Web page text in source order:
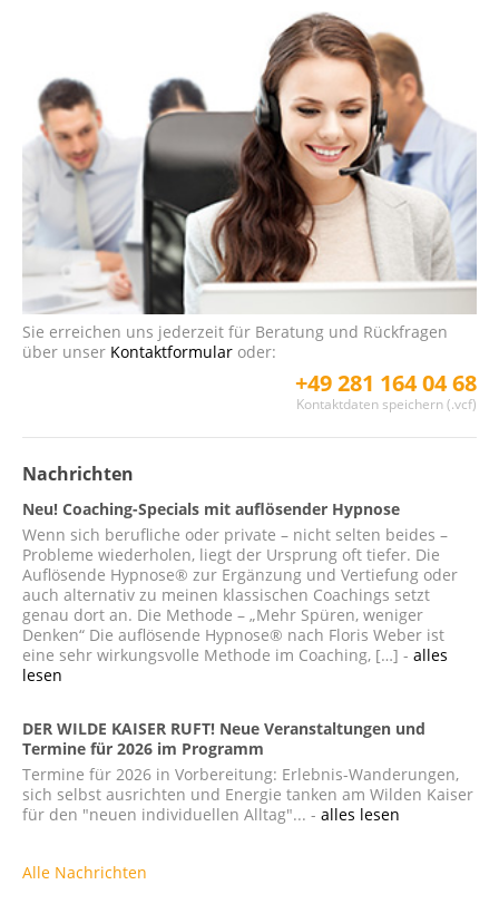
Sie erreichen uns jederzeit für Beratung und Rückfragen
über unser Kontaktformular oder:
+49 281 164 04 68
Kontaktdaten speichern (.vcf)
Nachrichten
Neu! Coaching-Specials mit auflösender Hypnose
Wenn sich berufliche oder private – nicht selten beides –
Probleme wiederholen, liegt der Ursprung oft tiefer. Die
Auflösende Hypnose® zur Ergänzung und Vertiefung oder
auch alternativ zu meinen klassischen Coachings setzt
genau dort an. Die Methode – „Mehr Spüren, weniger
Denken“ Die auflösende Hypnose® nach Floris Weber ist
eine sehr wirkungsvolle Methode im Coaching, […] - alles
lesen
DER WILDE KAISER RUFT! Neue Veranstaltungen und
Termine für 2026 im Programm
Termine für 2026 in Vorbereitung: Erlebnis-Wanderungen,
sich selbst ausrichten und Energie tanken am Wilden Kaiser
für den "neuen individuellen Alltag"... - alles lesen
Alle Nachrichten